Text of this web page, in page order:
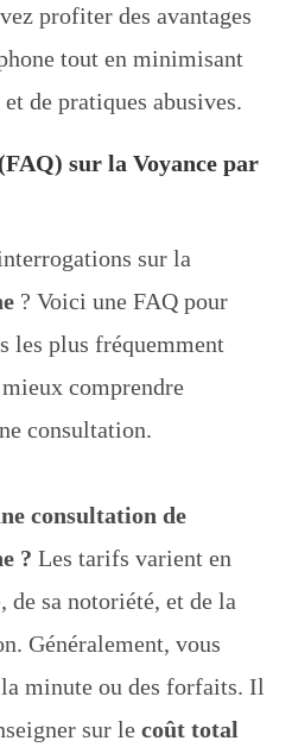
profiter des avantages
tout en minimisant
de pratiques abusives.
sur la Voyance par
sur la
? Voici une FAQ pour
les plus fréquemment
comprendre
consultation.
consultation de
? Les tarifs varient en
sa notoriété, et de la
Généralement, vous
minute ou des forfaits. Il
sur lecoût total